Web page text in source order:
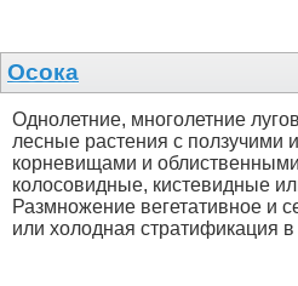
Осока
Однолетние, многолетние
лесные растения с ползучими
корневищами и
колосовидные, кистевидные
Размножение вегетативное и
или холодная стратификация